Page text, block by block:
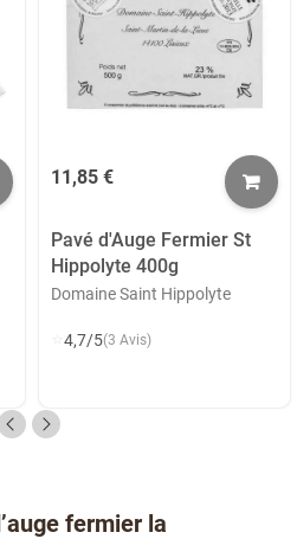
11,85 €
Pavé d'Auge Fermier St
Hippolyte 400g
Domaine Saint Hippolyte
4,7/5(3 Avis)
fermier la